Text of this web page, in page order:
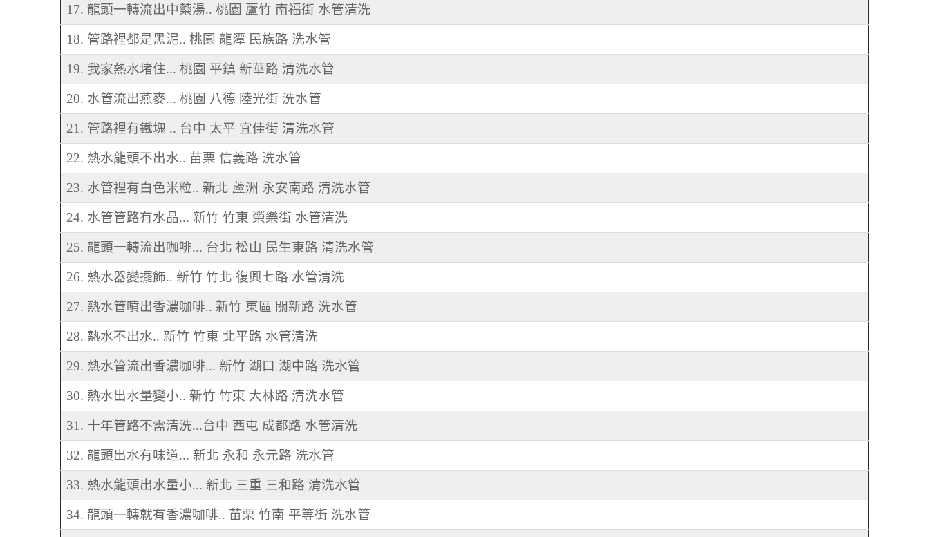
17. 龍頭一轉流出中藥湯.. 桃園 蘆竹 南福街 水管清洗
18. 管路裡都是黑泥.. 桃園 龍潭 民族路 洗水管
19. 我家熱水堵住... 桃園 平鎮 新華路 清洗水管
20. 水管流出燕麥... 桃園 八德 陸光街 洗水管
21. 管路裡有鐵塊 .. 台中 太平 宜佳街 清洗水管
22. 熱水龍頭不出水.. 苗栗 信義路 洗水管
23. 水管裡有白色米粒.. 新北 蘆洲 永安南路 清洗水管
24. 水管管路有水晶... 新竹 竹東 榮樂街 水管清洗
25. 龍頭一轉流出咖啡... 台北 松山 民生東路 清洗水管
26. 熱水器變擺飾.. 新竹 竹北 復興七路 水管清洗
27. 熱水管噴出香濃咖啡.. 新竹 東區 關新路 洗水管
28. 熱水不出水.. 新竹 竹東 北平路 水管清洗
29. 熱水管流出香濃咖啡... 新竹 湖口 湖中路 洗水管
30. 熱水出水量變小.. 新竹 竹東 大林路 清洗水管
31. 十年管路不需清洗...台中 西屯 成都路 水管清洗
32. 龍頭出水有味道... 新北 永和 永元路 洗水管
33. 熱水龍頭出水量小... 新北 三重 三和路 清洗水管
34. 龍頭一轉就有香濃咖啡.. 苗栗 竹南 平等街 洗水管